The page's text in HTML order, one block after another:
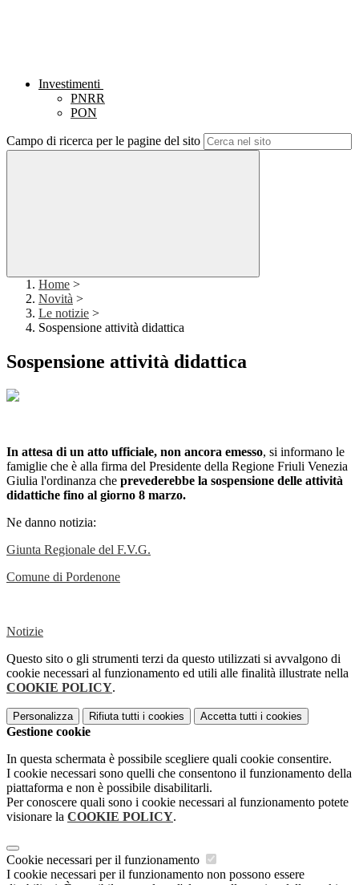
Investimenti
PNRR
PON
Campo di ricerca per le pagine del sito
Home >
Novità >
Le notizie >
Sospensione attività didattica
Sospensione attività didattica
In attesa di un atto ufficiale, non ancora emesso, si informano le
famiglie che è alla firma del Presidente della Regione Friuli Venezia
Giulia l'ordinanza che prevederebbe la sospensione delle attività
didattiche fino al giorno 8 marzo.
Ne danno notizia:
Giunta Regionale del F.V.G.
Comune di Pordenone
Notizie
Questo sito o gli strumenti terzi da questo utilizzati si avvalgono di
cookie necessari al funzionamento ed utili alle finalità illustrate nella
COOKIE POLICY.
Personalizza Rifiuta tutti i cookies Accetta tutti i cookies
Gestione cookie
In questa schermata è possibile scegliere quali cookie consentire.
I cookie necessari sono quelli che consentono il funzionamento della
piattaforma e non è possibile disabilitarli.
Per conoscere quali sono i cookie necessari al funzionamento potete
visionare la COOKIE POLICY.
Cookie necessari per il funzionamento
I cookie necessari per il funzionamento non possono essere